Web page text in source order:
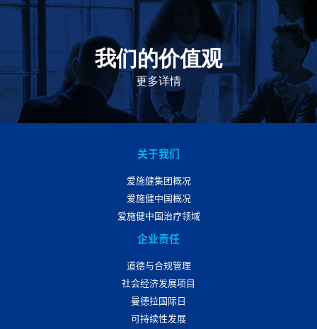
我们的价值观
更多详情
我们的价值观是爱施健存立和发展的基石。集团上下以
此为指引，为实现集团目标而共同奋斗。
关于我们
爱施健集团概况
爱施健中国概况
爱施健中国治疗领域
企业责任
道德与合规管理
社会经济发展项目
曼德拉国际日
可持续性发展